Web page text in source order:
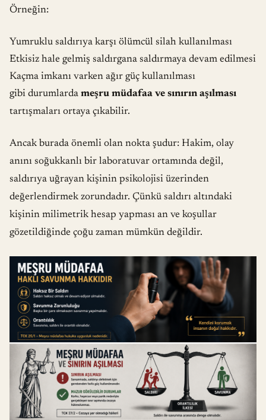
Örneğin:
Yumruklu saldırıya karşı ölümcül silah kullanılması
Etkisiz hale gelmiş saldırgana saldırmaya devam edilmesi
Kaçma imkanı varken ağır güç kullanılması
gibi durumlarda meşru müdafaa ve sınırın aşılması
tartışmaları ortaya çıkabilir.
Ancak burada önemli olan nokta şudur: Hakim, olay
anını soğukkanlı bir laboratuvar ortamında değil,
saldırıya uğrayan kişinin psikolojisi üzerinden
değerlendirmek zorundadır. Çünkü saldırı altındaki
kişinin milimetrik hesap yapması an ve koşullar
gözetildiğinde çoğu zaman mümkün değildir.